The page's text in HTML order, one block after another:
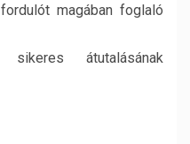
magában foglaló
átutalásának